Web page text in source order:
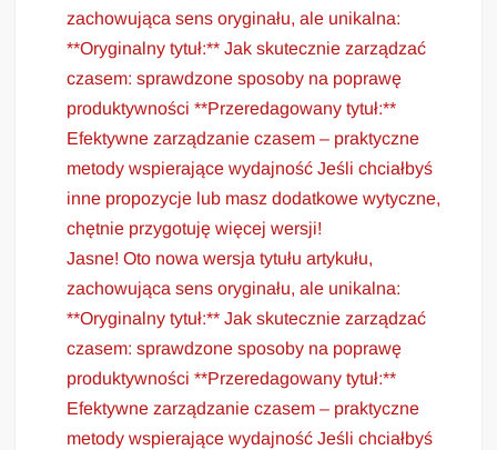
zachowująca sens oryginału, ale unikalna:
**Oryginalny tytuł:** Jak skutecznie zarządzać
czasem: sprawdzone sposoby na poprawę
produktywności **Przeredagowany tytuł:**
Efektywne zarządzanie czasem – praktyczne
metody wspierające wydajność Jeśli chciałbyś
inne propozycje lub masz dodatkowe wytyczne,
chętnie przygotuję więcej wersji!
Jasne! Oto nowa wersja tytułu artykułu,
zachowująca sens oryginału, ale unikalna:
**Oryginalny tytuł:** Jak skutecznie zarządzać
czasem: sprawdzone sposoby na poprawę
produktywności **Przeredagowany tytuł:**
Efektywne zarządzanie czasem – praktyczne
metody wspierające wydajność Jeśli chciałbyś